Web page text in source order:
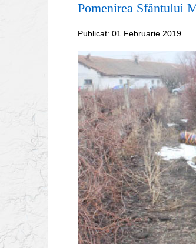
Pomenirea Sfântului
Publicat: 01 Februarie 2019